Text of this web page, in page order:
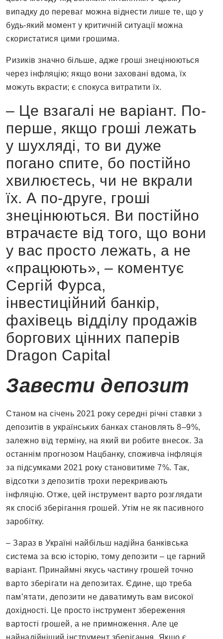
випадку до переваг можна віднести лише те, що у
будь-який момент у критичній ситуації можна
скористатися цими грошима.
Ризиків значно більше, адже гроші знецінюються
через інфляцію; якщо вони заховані вдома, їх
можуть вкрасти; є спокуса витратити їх.
– Це взагалі не варіант. По-
перше, якщо гроші лежать
у шухляді, то ви дуже
погано спите, бо постійно
хвилюєтесь, чи не вкрали
їх. А по-друге, гроші
знецінюються. Ви постійно
втрачаєте від того, що вони
у вас просто лежать, а не
«працюють», – коментує
Сергій Фурса,
інвестиційний банкір,
фахівець відділу продажів
боргових цінних паперів
Dragon Capital
Завести депозит
Станом на січень 2021 року середні річні ставки з
депозитів в українських банках становлять 8–9%,
залежно від терміну, на який ви робите внесок. За
останнім прогнозом Нацбанку, споживча інфляція
за підсумками 2021 року становитиме 7%. Так,
відсотки з депозитів трохи перекривають
інфляцію. Отже, цей інструмент варто розглядати
як спосіб зберігання грошей. Утім не як пасивного
заробітку.
– Зараз в Україні найбільш надійна банківська
система за всю історію, тому депозити – це гарний
варіант. Принаймні якусь частину грошей точно
варто зберігати на депозитах. Єдине, що треба
пам’ятати, депозити не даватимуть вам високої
дохідності. Це просто інструмент збереження
вартості грошей, а не примноження. Але це